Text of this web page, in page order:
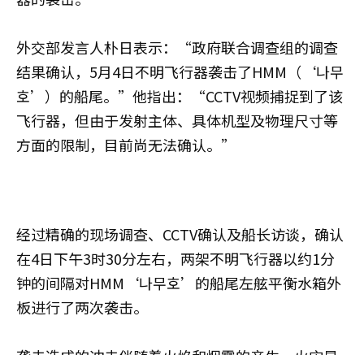
外交部发言人朴日表示：“政府联合调查组的调查
结果确认，5月4日不明飞行器袭击了HMM（‘나무
호’）的船尾。”他指出：“CCTV视频捕捉到了该
飞行器，但由于发射主体、具体机型及物理尺寸等
方面的限制，目前尚无法确认。”
经过精确的现场调查、CCTV确认及船长访谈，确认
在4日下午3时30分左右，两架不明飞行器以约1分
钟的间隔对HMM‘나무호’的船尾左舷平衡水箱外
板进行了两次袭击。